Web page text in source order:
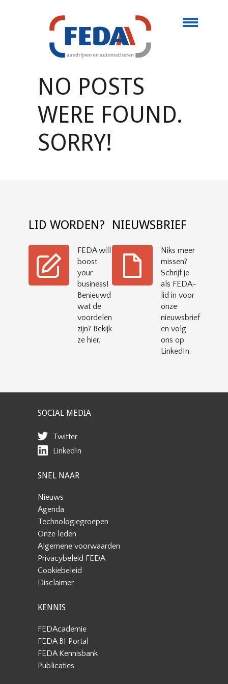
NO POSTS
WERE FOUND.
SORRY!
LID WORDEN?
FEDA will
boost
your
business!
Benieuwd
wat de
voordelen
zijn? Bekijk
ze hier.
NIEUWSBRIEF
Niks meer
missen?
Schrijf je
als FEDA-
lid in voor
onze
nieuwsbrief
en volg
ons op
LinkedIn.
SOCIAL MEDIA
Twitter
LinkedIn
SNEL NAAR
Nieuws
Agenda
Technologiegroepen
Onze leden
Algemene voorwaarden
Privacybeleid FEDA
Cookiebeleid
Disclaimer
KENNIS
FEDAcademie
FEDA BI Portal
FEDA Kennisbank
Publicaties